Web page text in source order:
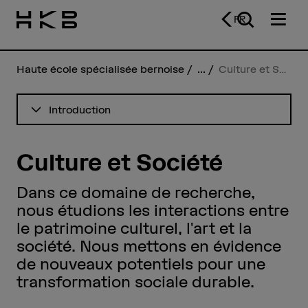
FR
Haute école spécialisée bernoise ...
Introduction
Culture et Société
Dans ce domaine de recherche,
nous étudions les interactions entre
le patrimoine culturel, l'art et la
société. Nous mettons en évidence
de nouveaux potentiels pour une
transformation sociale durable.